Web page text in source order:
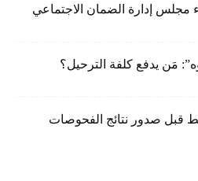
مَن يدفع كلفة الترحيل؟
قبل صدور نتائج الفحوصات